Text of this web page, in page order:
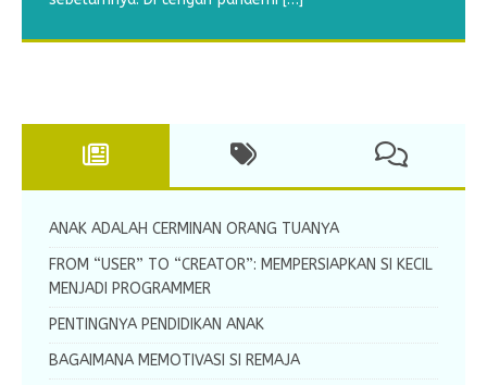
panjang ya? Tentunya putra-putri kita perlu kegiatan
yang bermanfaat dalam mengisi[…]
untuk ikut berpuasa tahun ini? Apa saja yang sudah
Ayah dan[…]
menebalkan garis putus-putus untuk
menghubungkan gambar. Worksheet menebalkan
menulis huruf tegak bersambung yang selanjutnya
yaitu huruf N. Worksheet menulis[…]
ANAK ADALAH CERMINAN ORANG TUANYA
FROM “USER” TO “CREATOR”: MEMPERSIAPKAN SI KECIL
MENJADI PROGRAMMER
PENTINGNYA PENDIDIKAN ANAK
BAGAIMANA MEMOTIVASI SI REMAJA